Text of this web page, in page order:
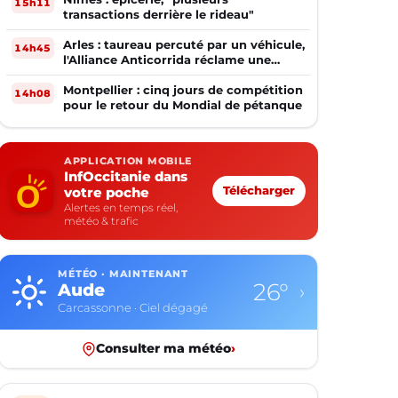
transactions derrière le rideau"
14h45
Arles : taureau percuté par un véhicule,
l'Alliance Anticorrida réclame une
enquête
14h08
Montpellier : cinq jours de compétition
pour le retour du Mondial de pétanque
APPLICATION MOBILE
InfOccitanie dans
votre poche
Alertes en temps réel,
météo & trafic
Télécharger
MÉTÉO · MAINTENANT
Aude
Carcassonne · Ciel dégagé
26° ›
Consulter ma météo›